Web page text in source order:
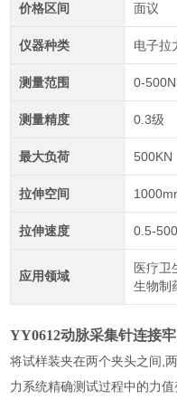
价格区间 面议
仪器种类 电子拉
测量范围 0-
测量精度 0.3级
最大负荷 500KN
拉伸空间
拉伸速度 0.5-
应用领域
医疗卫
生物制
YY0612动脉采集针连接
将试样装夹在两个夹头之间 ,
力系统精确测试过程中的力